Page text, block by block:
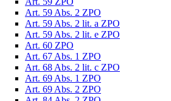
Art. 59 Abs. 2 ZPO
Art. 59 Abs. 2 lit. a ZPO
Art. 59 Abs. 2 lit. e ZPO
Art. 60 ZPO
Art. 67 Abs. 1 ZPO
Art. 68 Abs. 2 lit. c ZPO
Art. 69 Abs. 1 ZPO
Art. 69 Abs. 2 ZPO